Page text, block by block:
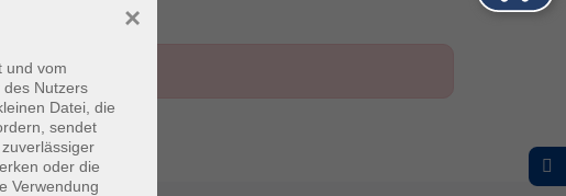
und vom
Nutzers
Datei, die
sendet
oder die
Verwendung
×